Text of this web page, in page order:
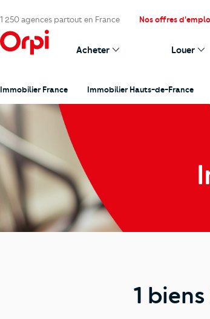
1 250 agences partout en France Nos offres
Acheter Louer
Immobilier France Immobilier Hauts-de-France
1